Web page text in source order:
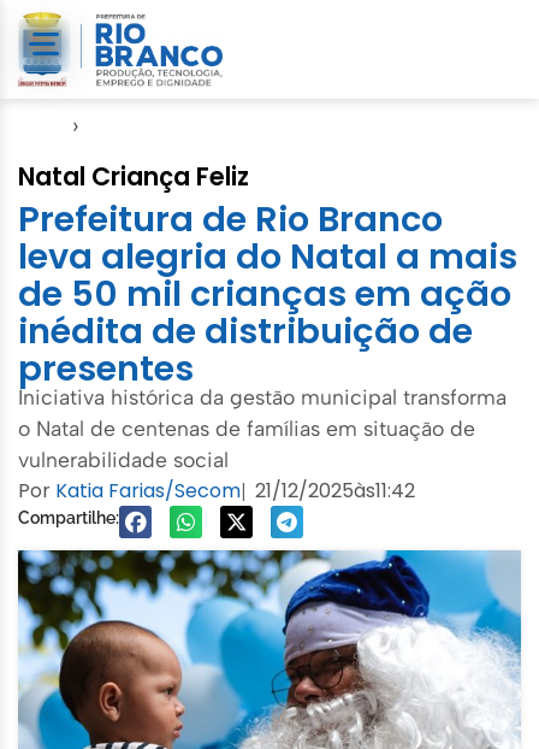
›
Natal Criança Feliz
Prefeitura de Rio Branco
leva alegria do Natal a mais
de 50 mil crianças em ação
inédita de distribuição de
presentes
Iniciativa histórica da gestão municipal transforma
o Natal de centenas de famílias em situação de
vulnerabilidade social
Por Katia Farias/Secom| 21/12/2025às11:42
Compartilhe: